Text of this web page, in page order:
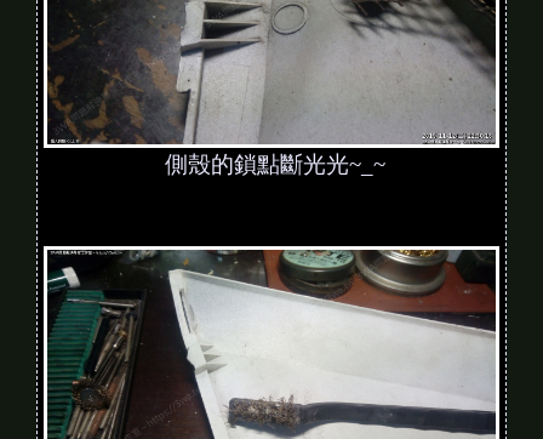
側殼的鎖點斷光光~_~